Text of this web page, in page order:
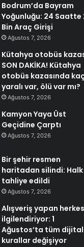
Bodrum’da Bayram
Yoğunluğu: 24 Saatte
Bin Araç Girişi
Ağustos 7, 2026
Kütahya otobüs
SON DAKİKA! Kütahya
otobüs kazasında kaç
yaralı var, ölü var mı?
Ağustos 7, 2026
Kamyon Yaya Üst
Geçidine Çarptı
Ağustos 7, 2026
Bir şehir resmen
haritadan silindi: Halk
tahliye edildi
Ağustos 7, 2026
Alışveriş yapan
ilgilendiriyor: 1
Ağustos’ta tüm dijital
kurallar değişiyor